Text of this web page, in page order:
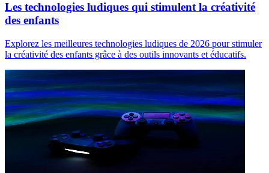
Les technologies ludiques qui stimulent la créativité
des enfants
Explorez les meilleures technologies ludiques de 2026 pour stimuler
la créativité des enfants grâce à des outils innovants et éducatifs.